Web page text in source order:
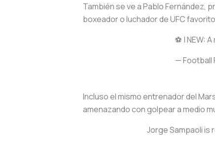
También se ve a Pablo Fernández,
boxeador o luchador de UFC
⚽️ | NEW:
— Football
Incluso el mismo entrenador del
amenazando con golpear a medio
Jorge Sampaoli is